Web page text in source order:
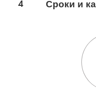
4 Сроки и